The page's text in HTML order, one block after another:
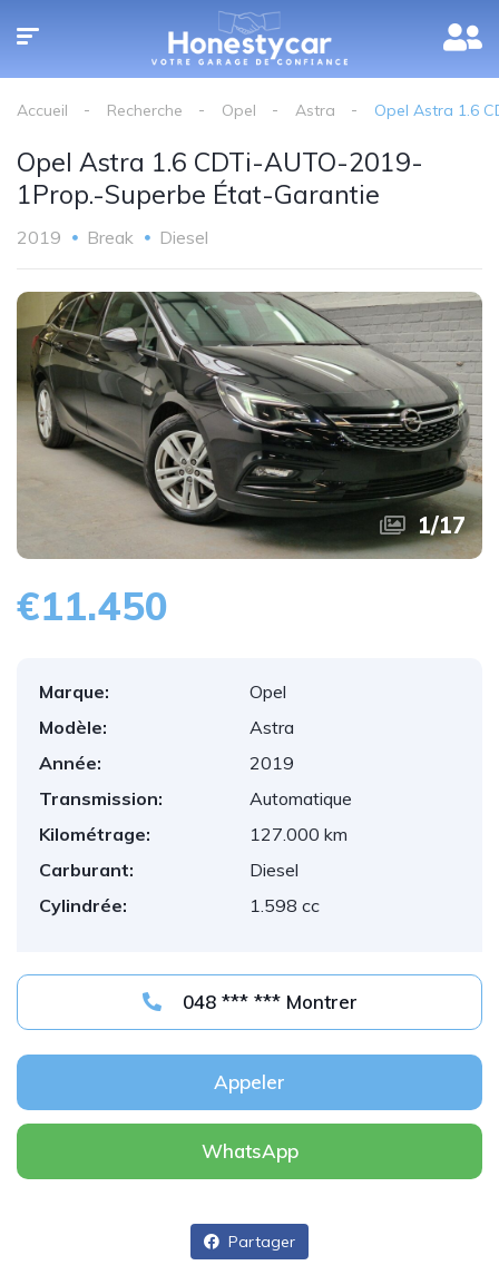
Accueil Recherche Opel Astra Opel Astra 1.6
Opel Astra 1.6 CDTi-AUTO-2019-
1Prop.-Superbe État-Garantie
2019 Break Diesel
1/17
€11.450
Marque:
Opel
Modèle:
Astra
Année:
2019
Transmission:
Automatique
Kilométrage:
127.000 km
Carburant:
Diesel
Cylindrée:
1.598 cc
048 *** *** Montrer
Appeler
WhatsApp
Partager